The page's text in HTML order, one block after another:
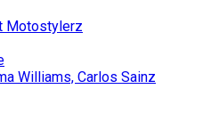
Motostylerz